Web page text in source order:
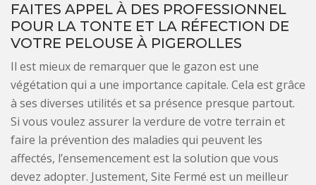
FAITES APPEL À DES PROFESSIONNEL
POUR LA TONTE ET LA RÉFECTION DE
VOTRE PELOUSE À PIGEROLLES
Il est mieux de remarquer que le gazon est une
végétation qui a une importance capitale. Cela est grâce
à ses diverses utilités et sa présence presque partout.
Si vous voulez assurer la verdure de votre terrain et
faire la prévention des maladies qui peuvent les
affectés, l’ensemencement est la solution que vous
devez adopter. Justement, Site Fermé est un meilleur